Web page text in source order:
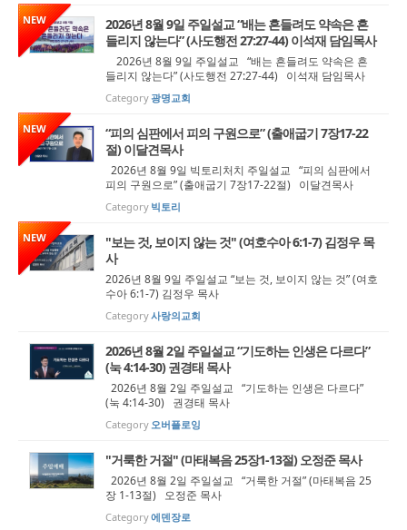
NEW
2026년 8월 9일 주일설교 “배는 흔들려도 약속은 흔
들리지 않는다” (사도행전 27:27-44) 이석재 담임목사
2026년 8월 9일 주일설교 “배는 흔들려도 약속은 흔
들리지 않는다” (사도행전 27:27-44) 이석재 담임목사
Category광명교회
NEW
“피의 심판에서 피의 구원으로” (출애굽기 7장17-22
절) 이달견목사
2026년 8월 9일 빅토리처치 주일설교 “피의 심판에서
피의 구원으로” (출애굽기 7장17-22절) 이달견목사
Category 빅토리
NEW
"보는 것, 보이지 않는 것" (여호수아 6:1-7) 김정우 목
사
2026년 8월 9일 주일설교 “보는 것, 보이지 않는 것” (여호
수아 6:1-7) 김정우 목사
Category사랑의교회
2026년 8월 2일 주일설교 “기도하는 인생은 다르다”
(눅 4:14-30) 권경태 목사
2026년 8월 2일 주일설교 “기도하는 인생은 다르다”
(눅 4:14-30) 권경태 목사
Category오버플로잉
"거룩한 거절" (마태복음 25장1-13절) 오정준 목사
2026년 8월 2일 주일설교 “거룩한 거절” (마태복음 25
장 1-13절) 오정준 목사
Category에덴장로